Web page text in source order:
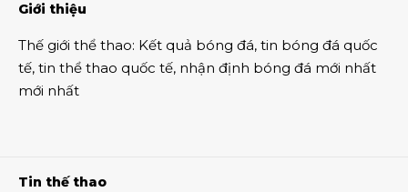
Giới thiệu
Thế giới thể thao: Kết quả bóng đá, tin bóng đá quốc
tế, tin thể thao quốc tế, nhận định bóng đá mới nhất
mới nhất
Tin thế thao